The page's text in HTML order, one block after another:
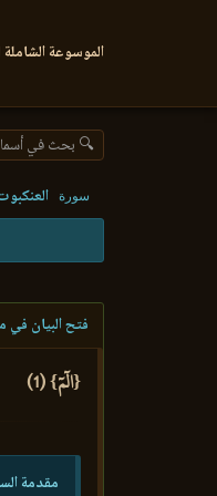
الموسوعة الشاملة
🔍 بحث في
سورة
فتح البيان
{الٓمٓ} (1)
مقدمة